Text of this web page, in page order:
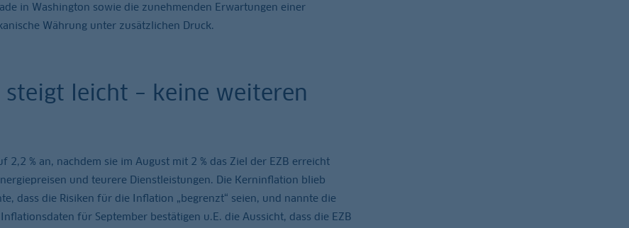
in Washington sowie die zunehmenden Erwartungen einer
Währung unter zusätzlichen Druck.
leicht – keine weiteren
% an, nachdem sie im August mit 2 % das Ziel der EZB erreicht
und teurere Dienstleistungen. Die Kerninflation blieb
dass die Risiken für die Inflation „begrenzt“ seien, und nannte die
für September bestätigen u.E. die Aussicht, dass die EZB